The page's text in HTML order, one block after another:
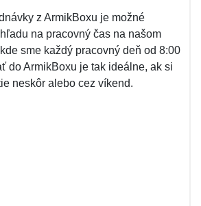
z ArmikBoxu je možné
na pracovný čas na našom
sme každý pracovný deň od 8:00
do ArmikBoxu je tak ideálne, ak si
neskôr alebo cez víkend.